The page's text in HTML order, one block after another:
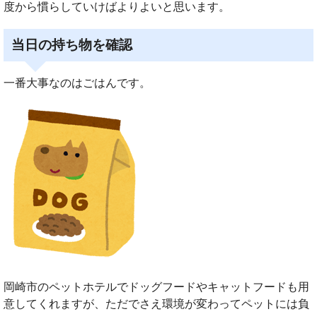
度から慣らしていけばよりよいと思います。
当日の持ち物を確認
一番大事なのはごはんです。
岡崎市のペットホテルでドッグフードやキャットフードも用
意してくれますが、ただでさえ環境が変わってペットには負